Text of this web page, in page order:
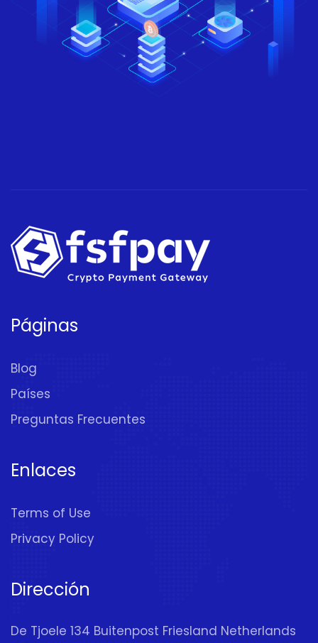
Páginas
Blog
Países
Preguntas Frecuentes
Enlaces
Terms of Use
Privacy Policy
Dirección
De Tjoele 134 Buitenpost Friesland Netherlands